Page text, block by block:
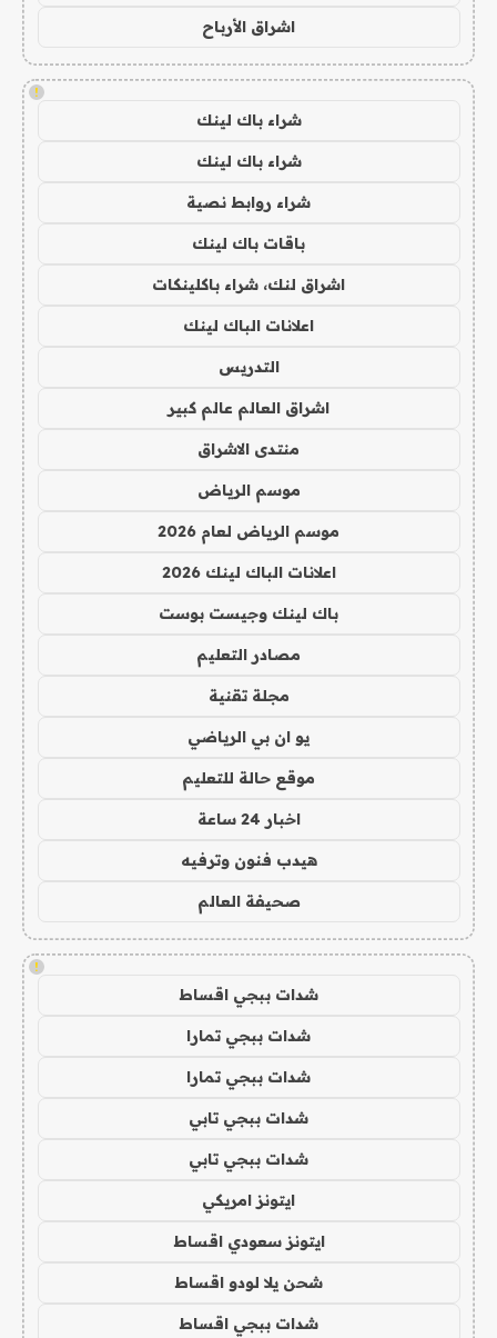
اشراق الأرباح
!
شراء باك لينك
شراء باك لينك
شراء روابط نصية
باقات باك لينك
اشراق لنك، شراء باكلينكات
اعلانات الباك لينك
التدريس
اشراق العالم عالم كبير
منتدى الاشراق
موسم الرياض
موسم الرياض لعام 2026
اعلانات الباك لينك 2026
باك لينك وجيست بوست
مصادر التعليم
مجلة تقنية
يو ان بي الرياضي
موقع حالة للتعليم
اخبار 24 ساعة
هيدب فنون وترفيه
صحيفة العالم
!
شدات ببجي اقساط
شدات ببجي تمارا
شدات ببجي تمارا
شدات ببجي تابي
شدات ببجي تابي
ايتونز امريكي
ايتونز سعودي اقساط
شحن يلا لودو اقساط
شدات ببجي اقساط